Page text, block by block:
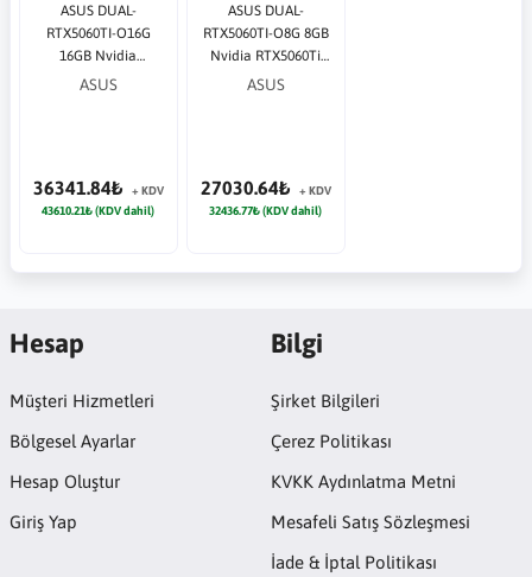
ASUS DUAL-
RTX5060TI-O16G
16GB Nvidia
RTX5060Ti GDDR7
ASUS
36341.84₺
+ KDV
43610.21₺ (KDV dahil)
ASUS DUAL-
RTX5060TI-O8G 8GB
Nvidia RTX5060Ti
GDDR7 128bit HDMI
ASUS
27030.64₺
+ KDV
32436.77₺ (KDV dahil)
Hesap
Müşteri Hizmetleri
Bölgesel Ayarlar
Hesap Oluştur
Giriş Yap
Bilgi
Şirket Bilgileri
Çerez Politikası
KVKK Aydınlatma Metni
Mesafeli Satış Sözleşmesi
İade & İptal Politikası